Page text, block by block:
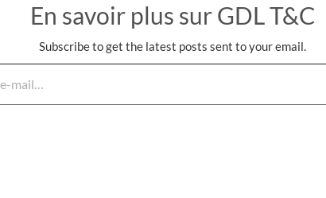
En savoir plus sur GDL T&C
Subscribe to get the latest posts sent to your email.